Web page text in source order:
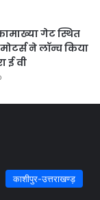
गेट स्थित
ने लॉन्च किया
ई वी
काशीपुर-उत्तराखण्ड़